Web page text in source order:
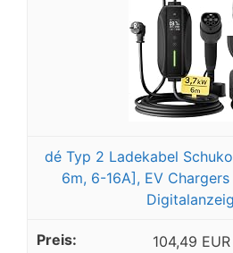
dé Typ 2 Ladekabel
6m, 6-16A], EV
104,49 EUR